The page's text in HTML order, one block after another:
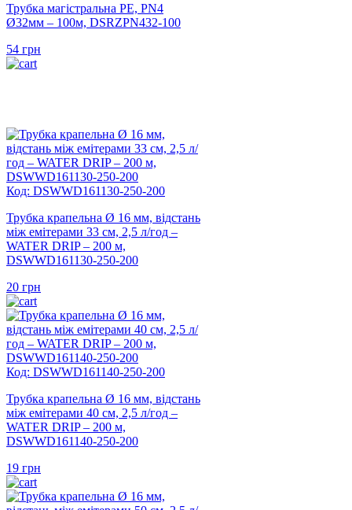
Трубка магістральна PE, PN4
Ø32мм – 100м, DSRZPN432-100
54 грн
Код: DSWWD161130-250-200
Трубка крапельна Ø 16 мм, відстань
між емітерами 33 см, 2,5 л/год –
WATER DRIP – 200 м,
DSWWD161130-250-200
20 грн
Код: DSWWD161140-250-200
Трубка крапельна Ø 16 мм, відстань
між емітерами 40 см, 2,5 л/год –
WATER DRIP – 200 м,
DSWWD161140-250-200
19 грн